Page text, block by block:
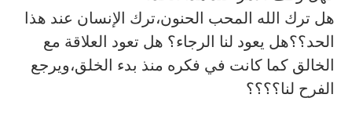
هل ترك الله المحب الحنون،ترك الإنسان عند هذا
الحد؟؟هل يعود لنا الرجاء؟ هل تعود العلاقة مع
الخالق كما كانت في فكره منذ بدء الخلق،ويرجع
الفرح لنا؟؟؟؟